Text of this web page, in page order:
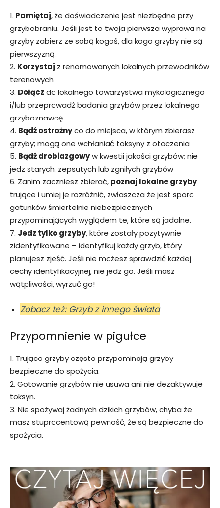
1. Pamiętaj, że doświadczenie jest niezbędne przy
grzybobraniu. Jeśli jest to twoja pierwsza wyprawa na
grzyby zabierz ze sobą kogoś, dla kogo grzyby nie są
pierwszyzną.
2. Korzystaj z renomowanych lokalnych przewodników
terenowych
3. Dołącz do lokalnego towarzystwa mykologicznego
i/lub przeprowadź badania grzybów przez lokalnego
grzyboznawcę
4. Bądź ostrożnyco do miejsca, w którym zbierasz
grzyby; mogą one wchłaniać toksyny z otoczenia
5. Bądź drobiazgowyw kwestii jakości grzybów; nie
jedz starych, zepsutych lub zgniłych grzybów
6. Zanim zaczniesz zbierać, poznaj lokalne grzyby
trujące i umiej je rozróżnić, zwłaszcza że jest sporo
gatunków śmiertelnie niebezpiecznych
przypominających wyglądem te, które są jadalne.
7. Jedz tylko grzyby, które zostały pozytywnie
zidentyfikowane – identyfikuj każdy grzyb, który
planujesz zjeść. Jeśli nie możesz sprawdzić każdej
cechy identyfikacyjnej, nie jedz go. Jeśli masz
wątpliwości, wyrzuć go!
Zobacz też: Grzyb z innego świata
Przypomnienie w pigułce
1. Trujące grzyby często przypominają grzyby
bezpieczne do spożycia.
2. Gotowanie grzybów nie usuwa ani nie dezaktywuje
toksyn.
3. Nie spożywaj żadnych dzikich grzybów, chyba że
masz stuprocentową pewność, że są bezpieczne do
spożycia.